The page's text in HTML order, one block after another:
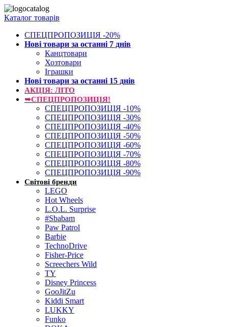
Каталог товарів
СПЕЦПРОПОЗИЦІЯ -20%
Нові товари за останнi 7 днiв
Канцтовари
Хозтовари
Іграшки
Нові товари за останнi 15 днiв
АКЦІЯ: ЛІТО
➥СПЕЦПРОПОЗИЦІЯ!
СПЕЦПРОПОЗИЦІЯ -10%
СПЕЦПРОПОЗИЦІЯ -30%
СПЕЦПРОПОЗИЦІЯ -40%
СПЕЦПРОПОЗИЦІЯ -50%
СПЕЦПРОПОЗИЦІЯ -60%
СПЕЦПРОПОЗИЦІЯ -70%
СПЕЦПРОПОЗИЦІЯ -80%
СПЕЦПРОПОЗИЦІЯ -90%
Світові бренди
LEGO
Hot Wheels
L.O.L. Surprise
#Sbabam
Paw Patrol
Barbie
TechnoDrive
Fisher-Price
Screechers Wild
TY
Disney Princess
GooJitZu
Kiddi Smart
LUKKY
Funko